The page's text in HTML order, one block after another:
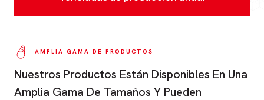
AMPLIA GAMA DE PRODUCTOS
Nuestros Productos Están Disponibles En Una
Amplia Gama De Tamaños Y Pueden